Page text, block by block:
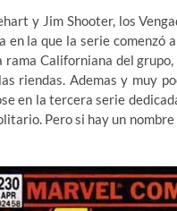
y Jim Shooter, los
en la que la serie
Californiana del
riendas. Ademas y muy
en la tercera serie
Pero si hay un